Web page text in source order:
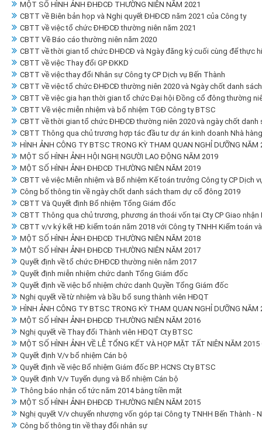
MỘT SỐ HÌNH ẢNH ĐHĐCĐ THƯỜNG NIÊN NĂM 2021
CBTT về Biên bản họp và Nghị quyết ĐHĐCĐ năm 2021 của Công ty
CBTT về việc tổ chức ĐHĐCĐ thường niên năm 2021
CBTT Về Báo cáo thường niên năm 2020
CBTT về thời gian tổ chức ĐHĐCĐ và Ngày đăng ký cuối cùng để thực
CBTT về việc Thay đổi GP ĐKKD
CBTT về việc thay đổi Nhân sự Công ty CP Dịch vụ Bến Thành
CBTT về việc tổ chức ĐHĐCĐ thường niên 2020 và Ngày chốt danh
CBTT về việc gia hạn thời gian tổ chức Đại hội Đồng cổ đông thường
CBTT Về việc miễn nhiệm và bổ nhiệm TGĐ Công ty BTSC
CBTT về thời gian tổ chức ĐHĐCĐ thường niên 2020 và ngày chốt
CBTT Thông qua chủ trương hợp tác đầu tư dự án kinh doanh Nhà
HÌNH ẢNH CÔNG TY BTSC TRONG KỲ THAM QUAN NGHỈ DƯỠNG NĂM
MỘT SỐ HÌNH ẢNH HỘI NGHỊ NGƯỜI LAO ĐỘNG NĂM 2019
MỘT SỐ HÌNH ẢNH ĐHĐCĐ THƯỜNG NIÊN NĂM 2019
CBTT vê việc Miễn nhiệm và Bổ nhiệm Kế toán trưởng Công ty CP Dịch
Công bố thông tin về ngày chốt danh sách tham dự cổ đông 2019
CBTT Và Quyết định Bổ nhiệm Tổng Giám đốc
CBTT Thông qua chủ trương, phương án thoái vốn tại Cty CP Giao nhận
CBTT v/v ký kết HĐ kiểm toán năm 2018 với Công ty TNHH Kiểm toán
MỘT SỐ HÌNH ẢNH ĐHĐCĐ THƯỜNG NIÊN NĂM 2018
MỘT SỐ HÌNH ẢNH ĐHĐCĐ THƯỜNG NIÊN NĂM 2017
Quyết định về tổ chức ĐHĐCĐ thường niên năm 2017
Quyết định miễn nhiệm chức danh Tổng Giám đốc
Quyết định về việc bổ nhiệm chức danh Quyền Tổng Giám đốc
Nghị quyết về từ nhiệm và bầu bổ sung thành viên HĐQT
HÌNH ẢNH CÔNG TY BTSC TRONG KỲ THAM QUAN NGHỈ DƯỠNG NĂM
MỘT SỐ HÌNH ẢNH ĐHĐCĐ THƯỜNG NIÊN NĂM 2016
Nghị quyết về Thay đổi Thành viên HĐQT Cty BTSC
MỘT SỐ HÌNH ẢNH VỀ LỄ TỔNG KẾT VÀ HỌP MẶT TẤT NIÊN NĂM
Quyết định V/v bổ nhiệm Cán bộ
Quyết định về việc Bổ nhiệm Giám đốc BP. HCNS Cty BTSC
Quyết định V/v Tuyển dụng và Bổ nhiệm Cán bộ
Thông báo nhận cổ tức năm 2014 bằng tiền mặt
MỘT SỐ HÌNH ẢNH ĐHĐCĐ THƯỜNG NIÊN NĂM 2015
Nghị quyết V/v chuyển nhượng vốn góp tại Công ty TNHH Bến Thành -
Công bố thông tin về thay đổi nhân sự